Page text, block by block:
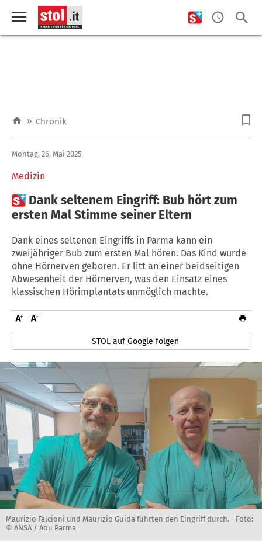
» Chronik
Medizin
Montag, 26. Mai 2025
 Dank seltenem Eingriff: Bub hört zum
ersten Mal Stimme seiner Eltern
Dank eines seltenen Eingriffs in Parma kann ein
zweijähriger Bub zum ersten Mal hören. Das Kind wurde
ohne Hörnerven geboren. Er litt an einer beidseitigen
Abwesenheit der Hörnerven, was den Einsatz eines
klassischen Hörimplantats unmöglich machte.
STOL auf Google folgen
Maurizio Falcioni und Maurizio Guida führten den Eingriff durch. - Foto:
© ANSA / Aou Parma